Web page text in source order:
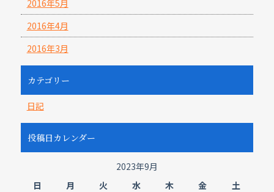
2016年5月
2016年4月
2016年3月
カテゴリー
日記
投稿日カレンダー
2023年9月
日
月 火 水 木 金 土